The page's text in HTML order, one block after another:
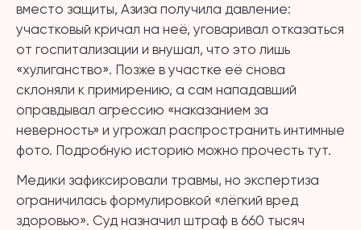
вместо защиты, Азиза получила давление:
участковый кричал на неё, уговаривал отказаться
от госпитализации и внушал, что это лишь
«хулиганство». Позже в участке её снова
склоняли к примирению, а сам нападавший
оправдывал агрессию «наказанием за
неверность» и угрожал распространить интимные
фото. Подробную историю можно прочесть тут.
Медики зафиксировали травмы, но экспертиза
ограничилась формулировкой «лёгкий вред
здоровью». Суд назначил штраф в 660 тысяч